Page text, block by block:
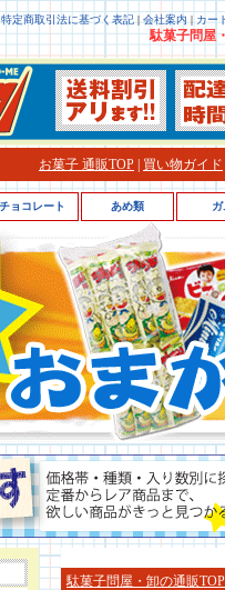
特定商取引法に基づく表記 | 会社案内 | カー
駄菓子問屋
お菓子 通販TOP 買い物ガイド
駄菓子問屋・卸の通販TOP